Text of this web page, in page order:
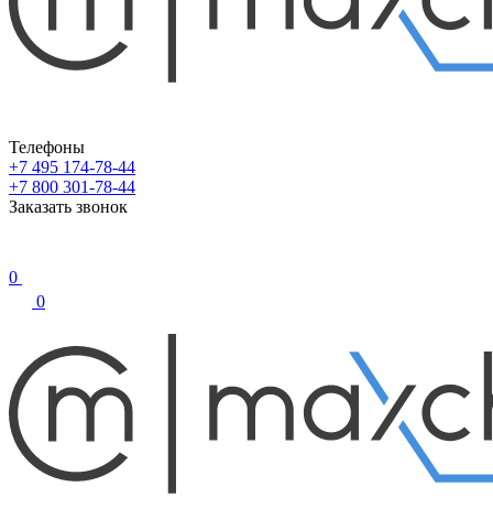
Телефоны
+7 495 174-78-44
+7 800 301-78-44
Заказать звонок
0
0